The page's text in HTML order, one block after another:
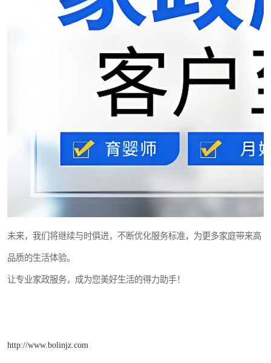
未来，我们将继续与时俱进，不断优化服务标准，为更多家庭带来高
品质的生活体验。
让专业家政服务，成为您美好生活的得力助手！
http://www.bolinjz.com